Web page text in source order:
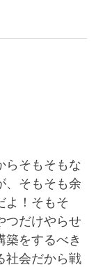
らそもそもな
、そもそも余
よ！そもそ
つだけやらせ
築をするべき
社会だから戦